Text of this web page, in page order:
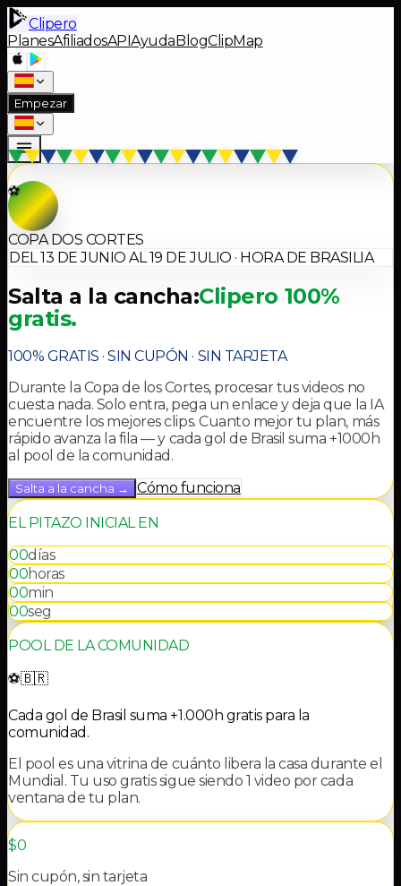
Clipero
PlanesAfiliadosAPIAyudaBlogClipMap
Empezar
⚽
COPA DOS CORTES
DEL 13 DE JUNIO AL 19 DE JULIO · HORA DE BRASILIA
Salta a la cancha:Clipero 100%
gratis.
100% GRATIS · SIN CUPÓN · SIN TARJETA
Durante la Copa de los Cortes, procesar tus videos no
cuesta nada. Solo entra, pega un enlace y deja que la IA
encuentre los mejores clips. Cuanto mejor tu plan, más
rápido avanza la fila — y cada gol de Brasil suma +1000h
al pool de la comunidad.
Salta a la cancha → Cómo funciona
EL PITAZO INICIAL EN
00días
00horas
00min
00seg
POOL DE LA COMUNIDAD
⚽🇧🇷
Cada gol de Brasil suma +1.000h gratis para la
comunidad.
El pool es una vitrina de cuánto libera la casa durante el
Mundial. Tu uso gratis sigue siendo 1 video por cada
ventana de tu plan.
$0
Sin cupón, sin tarjeta